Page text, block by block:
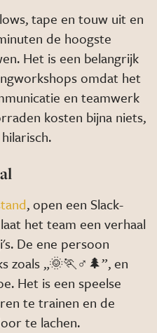
tape en touw uit en
de hoogste
Het is een belangrijk
omdat het
en teamwerk
kosten bijna niets,
, open een Slack-
het team een verhaal
De ene persoon
zoals „🌞🏃♂️🌲”, en
Het is een speelse
te trainen en de
te lachen.